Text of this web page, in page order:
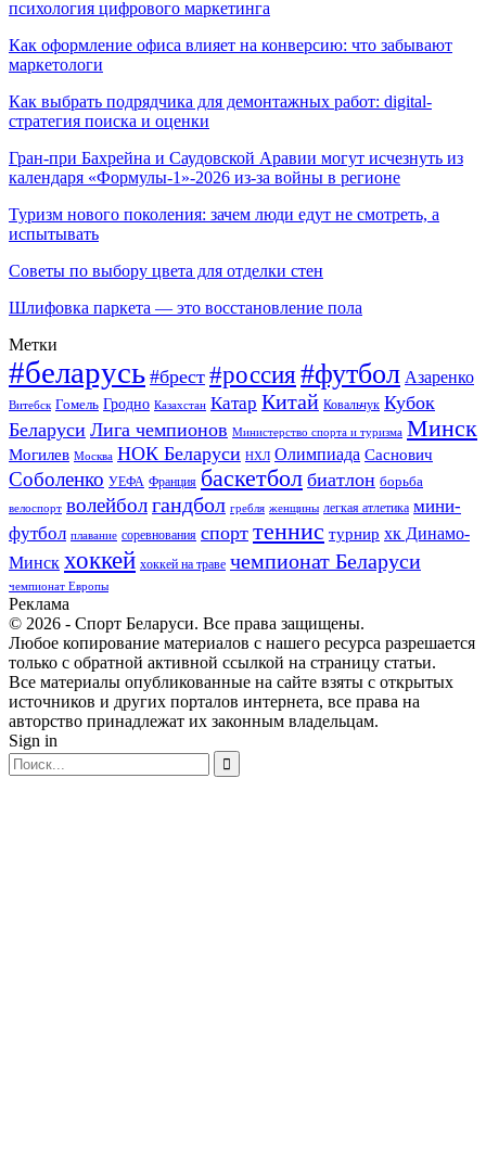
психология цифрового маркетинга
Как оформление офиса влияет на конверсию: что забывают
маркетологи
Как выбрать подрядчика для демонтажных работ: digital-
стратегия поиска и оценки
Гран-при Бахрейна и Саудовской Аравии могут исчезнуть из
календаря «Формулы-1»-2026 из-за войны в регионе
Туризм нового поколения: зачем люди едут не смотреть, а
испытывать
Советы по выбору цвета для отделки стен
Шлифовка паркета — это восстановление пола
Метки
#беларусь #брест #россия#футбол Азаренко
Витебск Гомель Гродно Казахстан Катар Китай Ковальчук Кубок
Беларуси Лига чемпионов Министерство спорта и туризма Минск
Могилев Москва НОК Беларуси НХЛ Олимпиада Саснович
Соболенко УЕФА Франция баскетбол биатлон борьба
велоспорт волейболгандбол гребля женщины легкая атлетика мини-
футбол плавание соревнования спорт теннис турнир хк Динамо-
Минск хоккей хоккей на траве чемпионат Беларуси
чемпионат Европы
Реклама
© 2026 - Спорт Беларуси. Все права защищены.
Любое копирование материалов с нашего ресурса разрешается
только с обратной активной ссылкой на страницу статьи.
Все материалы опубликованные на сайте взяты с открытых
источников и других порталов интернета, все права на
авторство принадлежат их законным владельцам.
Sign in